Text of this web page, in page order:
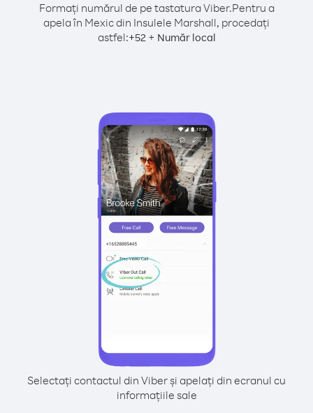
Formați numărul de pe tastatura Viber.Pentru a
apela în Mexic din Insulele Marshall, procedați
astfel:+52+ Număr local
Selectați contactul din Viber și apelați din ecranul cu
informațiile sale